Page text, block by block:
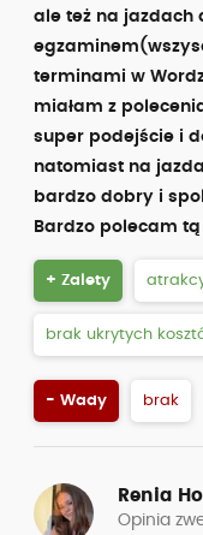
ale też na jazdach
terminami w
miałam z
super podejście i
natomiast na
bardzo dobry i
Bardzo polecam tą
+ Zalety
brak ukrytych
- Wady brak
Renia
Opinia